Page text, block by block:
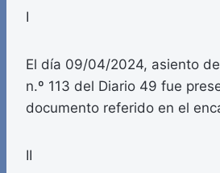
I
El día 09/04/2024, asiento
n.º 113 del Diario 49 fue
documento referido en el
II